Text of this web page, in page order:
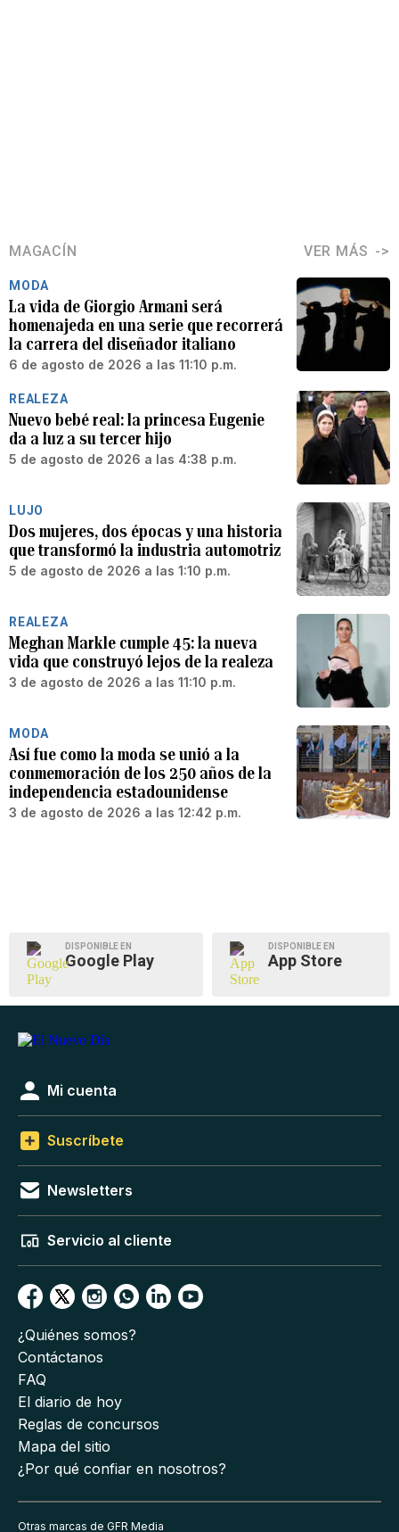
MAGACÍN VER MÁS
MODA
La vida de Giorgio Armani será
homenajeda en una serie que recorrerá
la carrera del diseñador italiano
6 de agosto de 2026 a las 11:10 p.m.
REALEZA
Nuevo bebé real: la princesa Eugenie
da a luz a su tercer hijo
5 de agosto de 2026 a las 4:38 p.m.
LUJO
Dos mujeres, dos épocas y una historia
que transformó la industria automotriz
5 de agosto de 2026 a las 1:10 p.m.
REALEZA
Meghan Markle cumple 45: la nueva
vida que construyó lejos de la realeza
3 de agosto de 2026 a las 11:10 p.m.
MODA
Así fue como la moda se unió a la
conmemoración de los 250 años de la
independencia estadounidense
3 de agosto de 2026 a las 12:42 p.m.
DISPONIBLE EN
Google Play
DISPONIBLE EN
App Store
Mi cuenta
Suscríbete
Newsletters
Servicio al cliente
¿Quiénes somos?
Contáctanos
FAQ
El diario de hoy
Reglas de concursos
Mapa del sitio
¿Por qué confiar en nosotros?
Otras marcas de GFR Media